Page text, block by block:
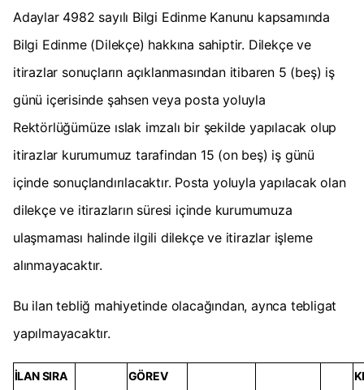
Adaylar 4982 sayılı Bilgi Edinme Kanunu kapsamında
Bilgi Edinme (Dilekçe) hakkına sahiptir. Dilekçe ve
itirazlar sonuçların açıklanmasından itibaren 5 (beş) iş
günü içerisinde şahsen veya posta yoluyla
Rektörlüğümüze ıslak imzalı bir şekilde yapılacak olup
itirazlar kurumumuz tarafindan 15 (on beş) iş günü
içinde sonuçlandırılacaktır. Posta yoluyla yapılacak olan
dilekçe ve itirazların süresi içinde kurumumuza
ulaşmaması halinde ilgili dilekçe ve itirazlar işleme
alınmayacaktır.
Bu ilan tebliğ mahiyetinde olacağından, aynca tebligat
yapılmayacaktır.
İLAN SIRA
GÖREV